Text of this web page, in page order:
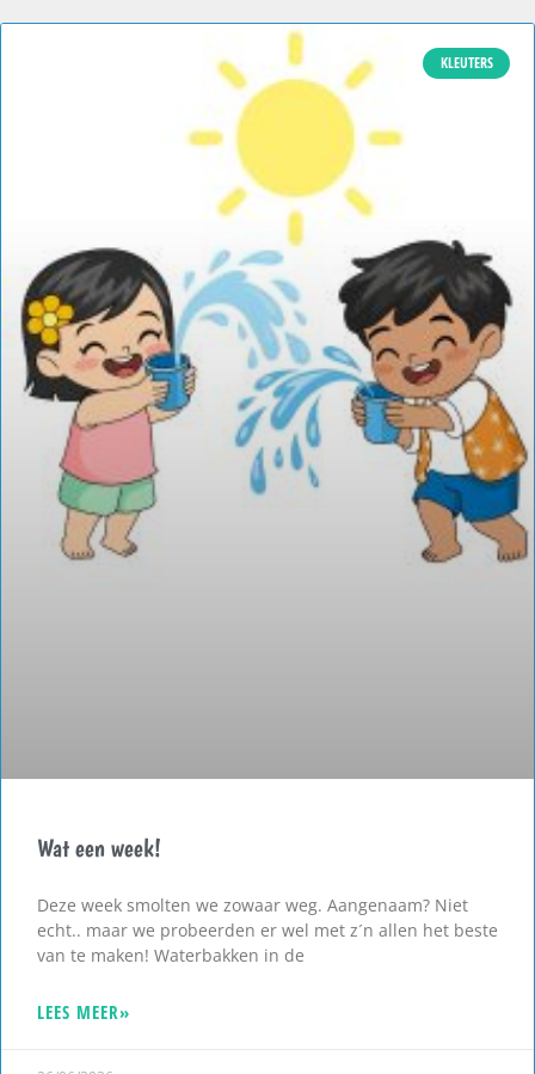
KLEUTERS
Wat een week!
Deze week smolten we zowaar weg. Aangenaam? Niet
echt.. maar we probeerden er wel met z´n allen het beste
van te maken! Waterbakken in de
LEES MEER»